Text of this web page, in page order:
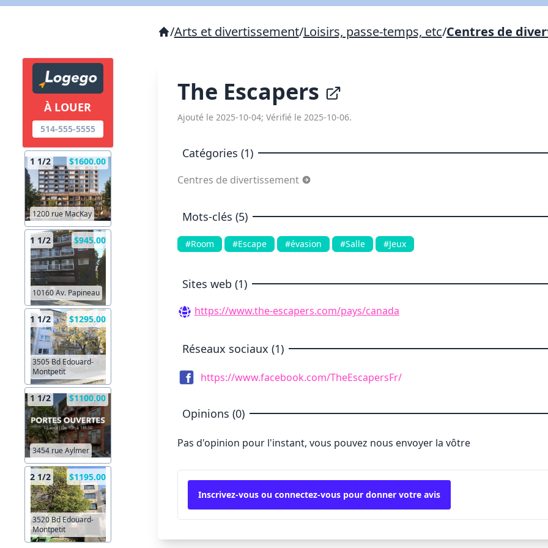
À LOUER
514-555-5555
1 1/2 $1600.00
1200 rue MacKay
1 1/2 $945.00
10160 Av. Papineau
1 1/2 $1295.00
3505 Bd Edouard-
Montpetit
1 1/2 $1100.00
3454 rue Aylmer
2 1/2 $1195.00
3520 Bd Edouard-
Montpetit
/Arts et divertissement/Loisirs, passe-temps, etc/Centres de
The Escapers
Ajouté le 2025-10-04; Vérifié le 2025-10-06.
Catégories (1)
Centres de divertissement
Mots-clés (5)
#Room #Escape #évasion #Salle #Jeux
Sites web (1)
https://www.the-escapers.com/pays/canada
Réseaux sociaux (1)
https://www.facebook.com/TheEscapersFr/
Opinions (0)
Pas d'opinion pour l'instant, vous pouvez nous envoyer la vôtre
Inscrivez-vous ou connectez-vous pour donner votre avis
X Fermer Envoyez
Copier lien